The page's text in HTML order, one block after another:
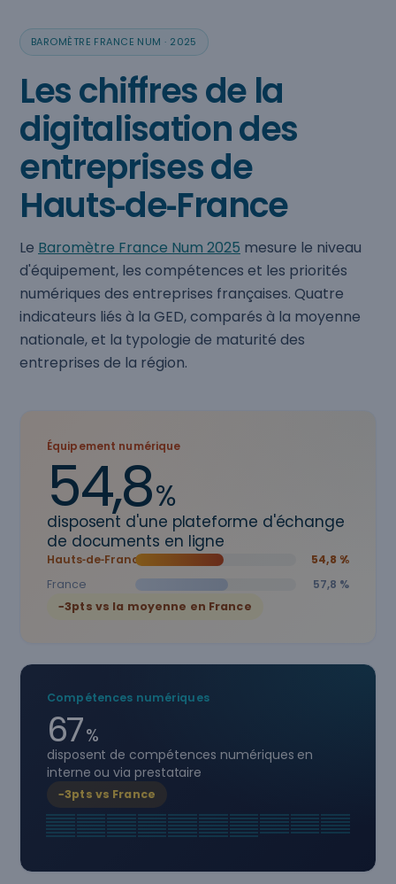
BAROMÈTRE FRANCE NUM · 2025
Les chiffres de la
digitalisation des
entreprises de
Hauts‑de‑France
Le Baromètre France Num 2025 mesure le niveau
d'équipement, les compétences et les priorités
numériques des entreprises françaises. Quatre
indicateurs liés à la GED, comparés à la moyenne
nationale, et la typologie de maturité des
entreprises de la région.
Équipement numérique
54,8%
disposent d'une plateforme d'échange
de documents en ligne
Hauts‑de‑France
54,8 %
France
57,8 %
−3pts vs la moyenne en France
Compétences numériques
67%
disposent de compétences numériques en
interne ou via prestataire
−3pts vs France